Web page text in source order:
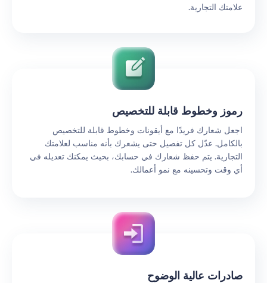
علامتك التجارية.
رموز وخطوط قابلة للتخصيص
اجعل شعارك فريدًا مع أيقونات وخطوط قابلة للتخصيص
بالكامل. عدّل كل تفصيل حتى يشعرك بأنه مناسب لعلامتك
التجارية. يتم حفظ شعارك في حسابك، بحيث يمكنك تعديله في
أي وقت وتحسينه مع نمو أعمالك.
صادرات عالية الوضوح